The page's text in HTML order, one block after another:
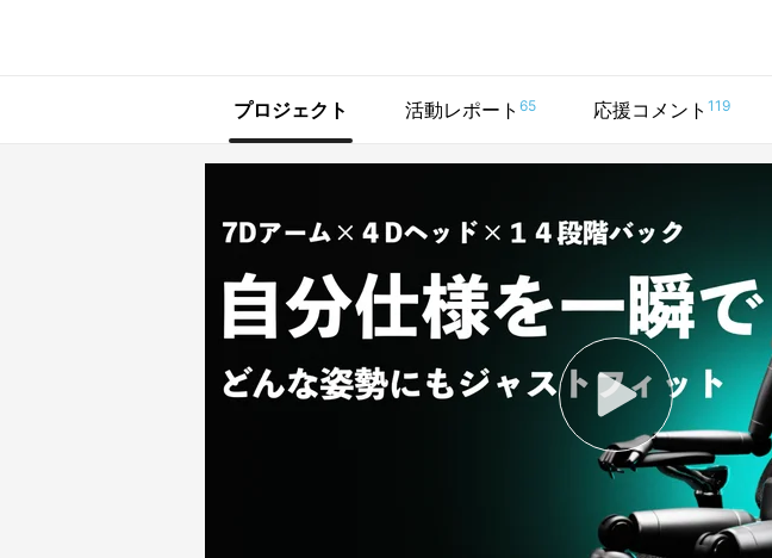
プロジェクト 活動レポート 65 応援コメント 119